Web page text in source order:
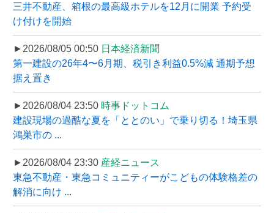
三井不動産、箱根の最高級ホテルを12月に開業 予約受
け付けを開始
►2026/08/05 00:50 日本経済新聞
第一建設の26年4〜6月期、税引き利益0.5%減 通期予想
据え置き
►2026/08/04 23:50 時事ドットコム
建設現場の過酷な夏を「ととのい」で乗り切る！埼玉県
鴻巣市の ...
►2026/08/04 23:30 産経ニュース
東急不動産・東急コミュニティーがこどもの体験格差の
解消に向け ...